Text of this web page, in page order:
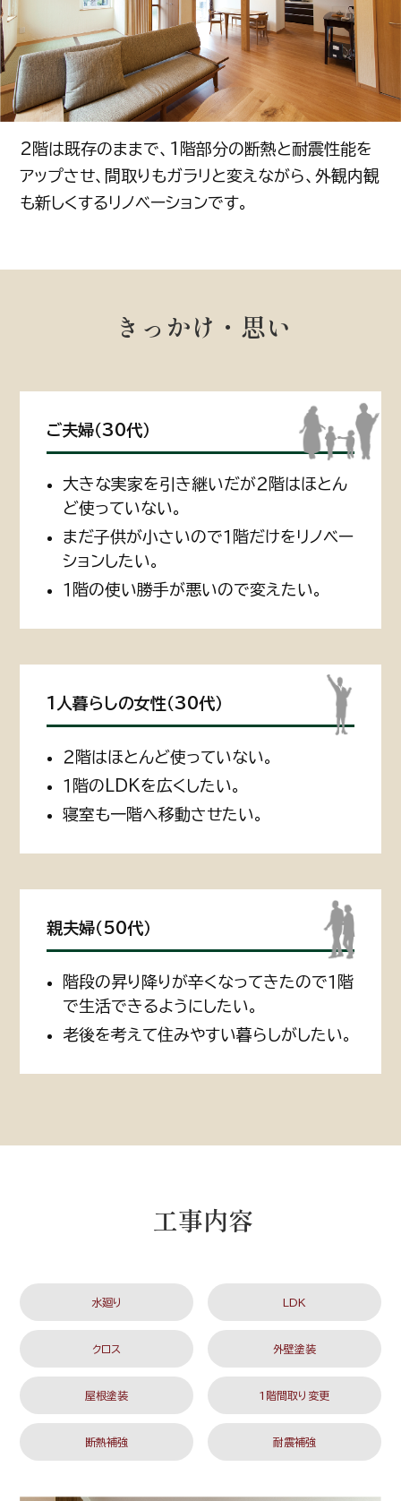
2階は既存のままで、1階部分の断熱と耐震性能を
アップさせ、間取りもガラリと変えながら、外観内観
も新しくするリノベーションです。
きっかけ・思い
ご夫婦（30代）
大きな実家を引き継いだが２階はほとん
ど使っていない。
まだ子供が小さいので１階だけをリノベー
ションしたい。
１階の使い勝手が悪いので変えたい。
1人暮らしの女性（30代）
２階はほとんど使っていない。
１階のLDKを広くしたい。
寝室も一階へ移動させたい。
親夫婦（50代）
階段の昇り降りが辛くなってきたので１階
で生活できるようにしたい。
老後を考えて住みやすい暮らしがしたい。
工事内容
水廻り LDK
クロス 外壁塗装
屋根塗装 1階間取り変更
断熱補強 耐震補強